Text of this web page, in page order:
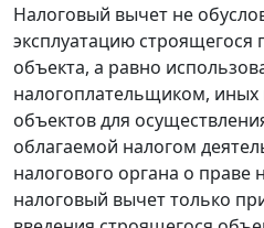
Налоговый вычет не
эксплуатацию строящегося
объекта, а равно
налогоплательщиком, иных
объектов для
облагаемой налогом
налогового органа о праве
налоговый вычет только